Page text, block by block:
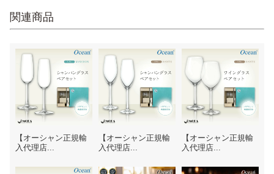
関連商品
【オーシャン正規輸
入代理店...
【オーシャン正規輸
入代理店...
【オーシャン正規輸
入代理店...